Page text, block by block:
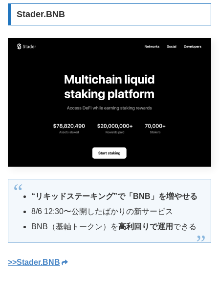
Stader.BNB
“リキッドステーキング”で「BNB」を増やせる
8/6 12:30〜公開したばかりの新サービス
BNB（基軸トークン）を高利回りで運用 できる
>>Stader.BNB